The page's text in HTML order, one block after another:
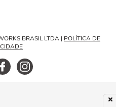
BRASIL LTDA | POLÍTICA DE